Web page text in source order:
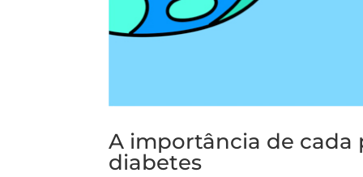
A importância de
diabetes